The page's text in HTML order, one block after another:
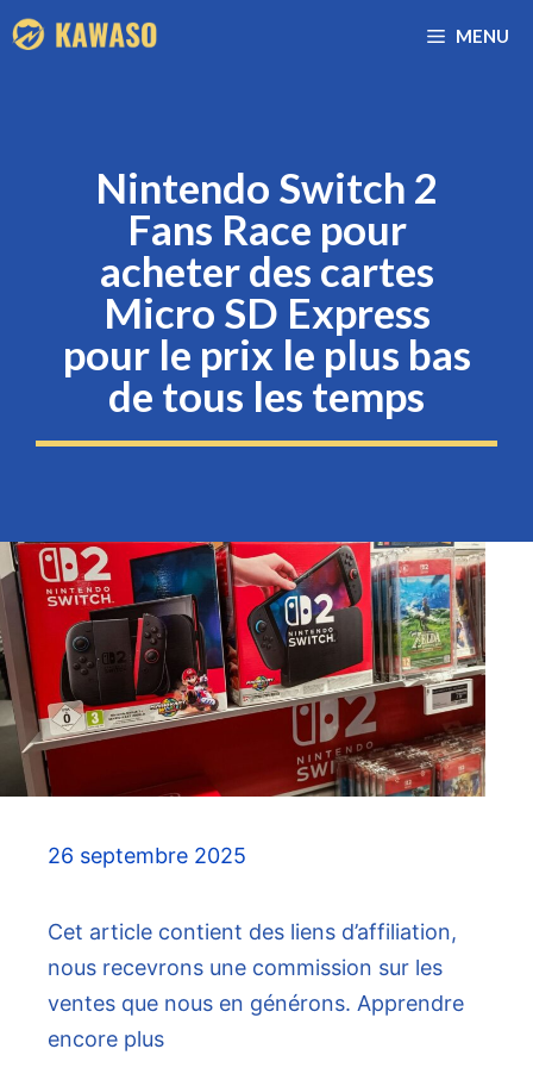
Aller
au
MENU
Nintendo Switch 2
Fans Race pour
acheter des cartes
Micro SD Express
pour le prix le plus bas
de tous les temps
26 septembre 2025
Cet article contient des liens d’affiliation,
nous recevrons une commission sur les
ventes que nous en générons. Apprendre
encore plus